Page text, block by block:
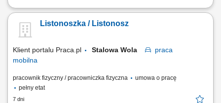
Przygotowanie korespondencji i przesyłek do doręczenia. Dostarczanie
obsługa klientów, w tym sprzedaż wybranych usług. Prowadzenie
dokumentacji i obsługa zadań przy użyciu tabletu.
Listonoszka / Listonosz
Klient portalu Praca.pl Stalowa Wola
praca
mobilna
pracownik fizyczny / pracowniczka fizyczna
umowa o pracę
pełny etat
7 dni